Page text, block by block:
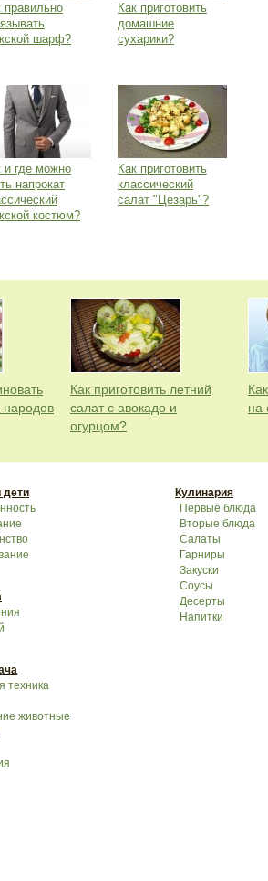
правильно
шарф?
Как приготовить
домашние
сухарики?
и где можно
напрокат
костюм?
Как приготовить
классический
салат "Цезарь"?
Как приготовить летний
салат с авокадо и
огурцом?
на
дети
техника
животные
Кулинария
Первые блюда
Вторые блюда
Салаты
Гарниры
Закуски
Соусы
Десерты
Напитки